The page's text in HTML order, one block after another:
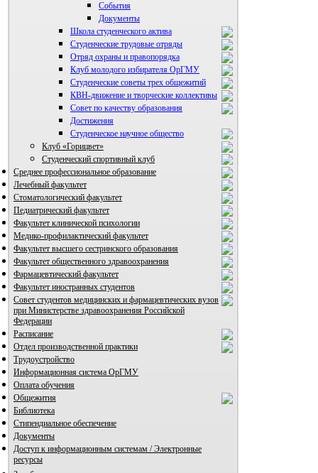
События
Документы
Школа студенческого актива
Студенческие трудовые отряды
Отряд охраны и правопорядка
Клуб молодого избирателя ОрГМУ
Студенческие советы трех общежитий
КВН-движение и творческие коллективы
ВИА "Полигон"
Совет по качеству образования
Достижения
Студенческое научное общество
Клуб «Горицвет»
Студенческий спортивный клуб
Среднее профессиональное образование
Лечебный факультет
Стоматологический факультет
Педиатрический факультет
Факультет клинической психологии
Медико-профилактический факультет
Факультет высшего сестринского образования
Факультет общественного здравоохранения
Фармацевтический факультет
Факультет иностранных студентов
Совет студентов медицинских и фармацевтических вузов
при Министерстве здравоохранения Российской
Федерации
Расписание
Отдел производственной практики
Трудоустройство
Информационная система ОрГМУ
Оплата обучения
Общежития
Библиотека
Стипендиальное обеспечение
Документы
Доступ к информационным системам / Электронные
ресурсы